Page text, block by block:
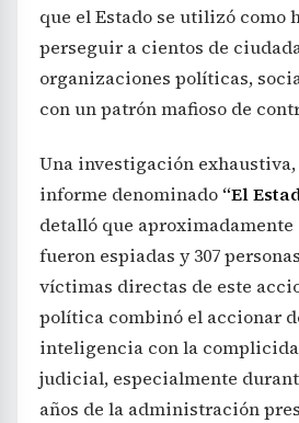
que el Estado se utilizó como
perseguir a cientos de
organizaciones políticas,
con un patrón mafioso de
Una investigación
informe denominado “El
detalló que aproximadamente
fueron espiadas y 307
víctimas directas de este
política combinó el accionar
inteligencia con la
judicial, especialmente
años de la administración